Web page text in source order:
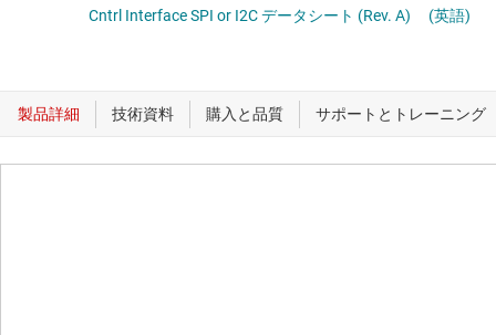
Cntrl Interface SPI or I2C データシート (Rev. A)
(英語)